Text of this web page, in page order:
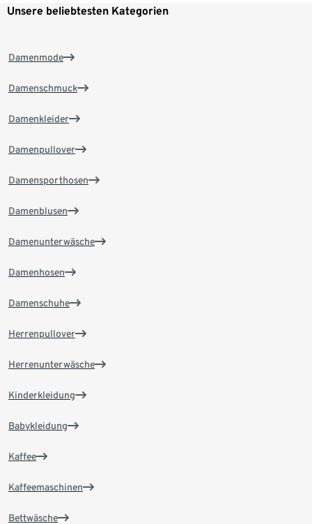
Unsere beliebtesten Kategorien
Damenmode
Damenschmuck
Damenkleider
Damenpullover
Damensporthosen
Damenblusen
Damenunterwäsche
Damenhosen
Damenschuhe
Herrenpullover
Herrenunterwäsche
Kinderkleidung
Babykleidung
Kaffee
Kaffeemaschinen
Bettwäsche